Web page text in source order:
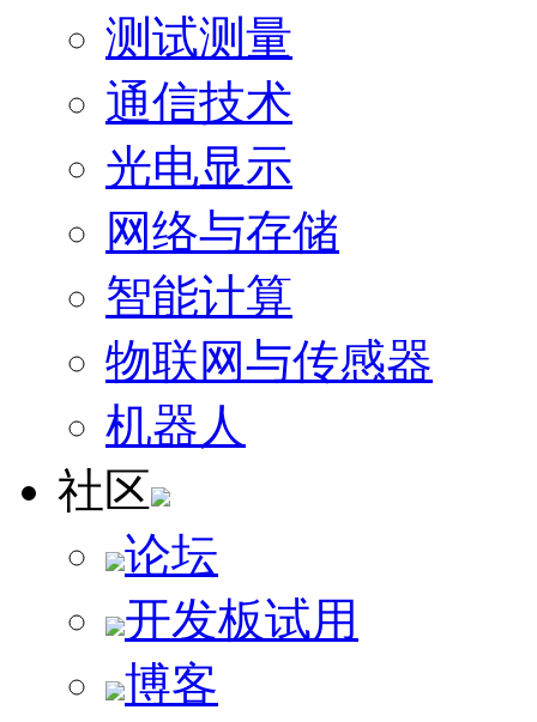
测试测量
通信技术
光电显示
网络与存储
智能计算
物联网与传感器
机器人
社区
论坛
开发板试用
博客